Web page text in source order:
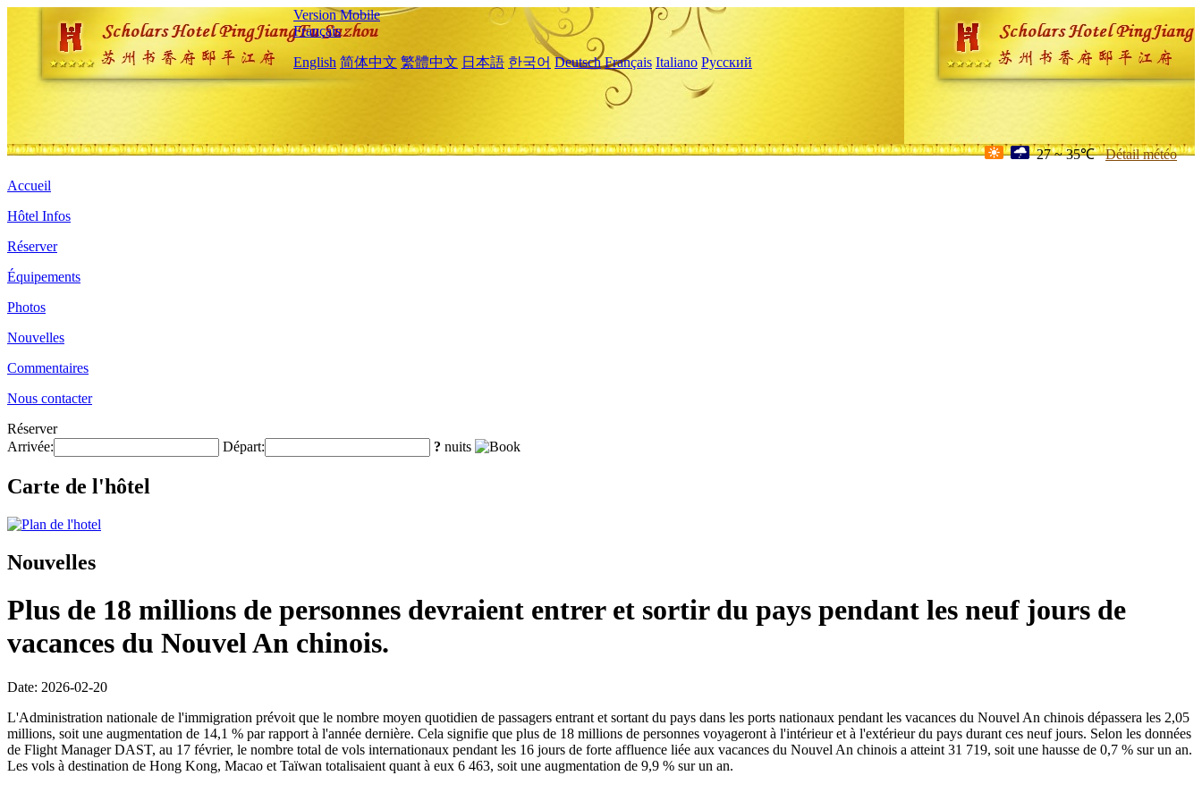
Version Mobile
Français
English 简体中文 繁體中文 日本語 한국어 Deutsch Français Italiano Русский
27 ~ 35℃ Détail météo
Accueil
Hôtel Infos
Réserver
Équipements
Photos
Nouvelles
Commentaires
Nous contacter
Réserver
Arrivée:
Départ: ? nuits
Carte de l'hôtel
Nouvelles
Plus de 18 millions de personnes devraient entrer et sortir du pays pendant les neuf jours de
vacances du Nouvel An chinois.
Date: 2026-02-20
L'Administration nationale de l'immigration prévoit que le nombre moyen quotidien de passagers entrant et sortant du pays dans les ports nationaux pendant les vacances du Nouvel An chinois dépassera les 2,05
millions, soit une augmentation de 14,1 % par rapport à l'année dernière. Cela signifie que plus de 18 millions de personnes voyageront à l'intérieur et à l'extérieur du pays durant ces neuf jours. Selon les données
de Flight Manager DAST, au 17 février, le nombre total de vols internationaux pendant les 16 jours de forte affluence liée aux vacances du Nouvel An chinois a atteint 31 719, soit une hausse de 0,7 % sur un an.
Les vols à destination de Hong Kong, Macao et Taïwan totalisaient quant à eux 6 463, soit une augmentation de 9,9 % sur un an.